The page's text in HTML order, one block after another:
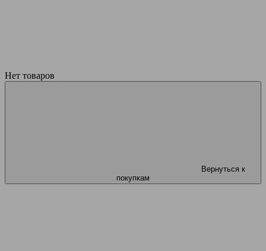
Нет товаров
Вернуться к
покупкам